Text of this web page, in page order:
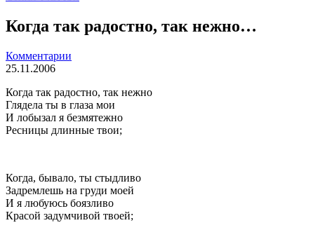
Когда так радостно, так нежно…
Комментарии
25.11.2006
Когда так радостно, так нежно
Глядела ты в глаза мои
И лобызал я безмятежно
Ресницы длинные твои;
Когда, бывало, ты стыдливо
Задремлешь на груди моей
И я любуюсь боязливо
Красой задумчивой твоей;